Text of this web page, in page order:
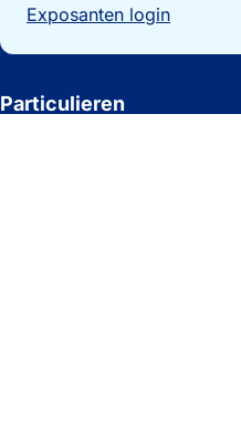
Exposanten login
Particulieren